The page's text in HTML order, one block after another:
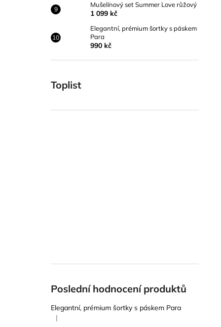
Mušelínový set Summer Love růžový
1 099 kč
Elegantní, prémium šortky s páskem
Para
990 kč
Toplist
Poslední hodnocení produktů
Elegantní, prémium šortky s páskem Para
Hodnocení produktu je 5 z 5 hvězdiček.
|